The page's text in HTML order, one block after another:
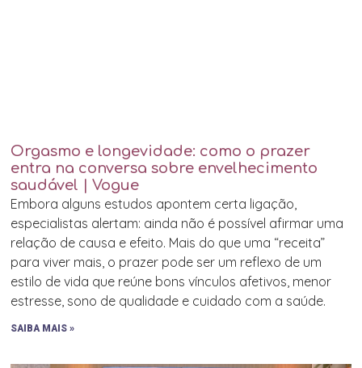
Orgasmo e longevidade: como o prazer
entra na conversa sobre envelhecimento
saudável | Vogue
Embora alguns estudos apontem certa ligação,
especialistas alertam: ainda não é possível afirmar uma
relação de causa e efeito. Mais do que uma “receita”
para viver mais, o prazer pode ser um reflexo de um
estilo de vida que reúne bons vínculos afetivos, menor
estresse, sono de qualidade e cuidado com a saúde.
SAIBA MAIS »